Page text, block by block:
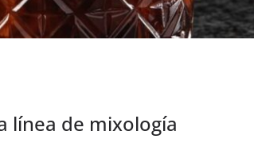
línea de mixología